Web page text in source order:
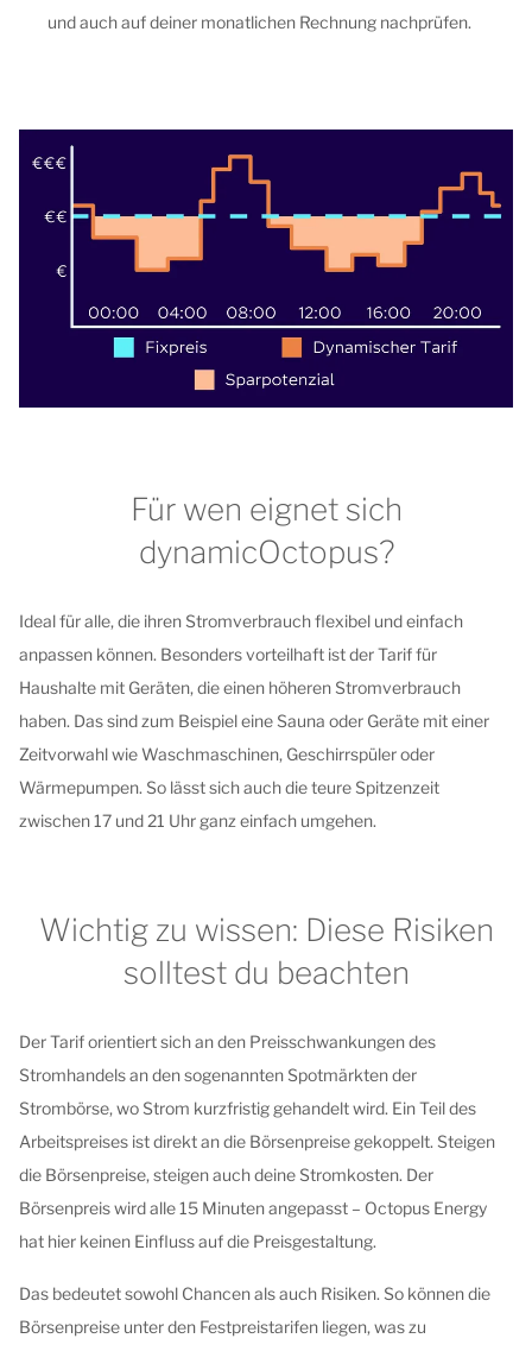
und auch auf deiner monatlichen Rechnung nachprüfen.
Für wen eignet sich
dynamicOctopus?
Ideal für alle, die ihren Stromverbrauch flexibel und einfach
anpassen können. Besonders vorteilhaft ist der Tarif für
Haushalte mit Geräten, die einen höheren Stromverbrauch
haben. Das sind zum Beispiel eine Sauna oder Geräte mit einer
Zeitvorwahl wie Waschmaschinen, Geschirrspüler oder
Wärmepumpen. So lässt sich auch die teure Spitzenzeit
zwischen 17 und 21 Uhr ganz einfach umgehen.
Wichtig zu wissen: Diese Risiken
solltest du beachten
Der Tarif orientiert sich an den Preisschwankungen des
Stromhandels an den sogenannten Spotmärkten der
Strombörse, wo Strom kurzfristig gehandelt wird. Ein Teil des
Arbeitspreises ist direkt an die Börsenpreise gekoppelt. Steigen
die Börsenpreise, steigen auch deine Stromkosten. Der
Börsenpreis wird alle 15 Minuten angepasst – Octopus Energy
hat hier keinen Einfluss auf die Preisgestaltung.
Das bedeutet sowohl Chancen als auch Risiken. So können die
Börsenpreise unter den Festpreistarifen liegen, was zu